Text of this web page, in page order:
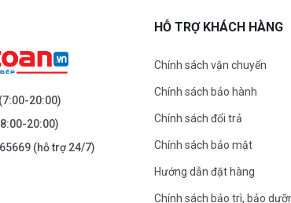
NGUYỄN TRÃI - THANH
(7:00-20:00)
20:00)
(hỗ trợ 24/7)
HỖ TRỢ KHÁCH HÀNG
Chính sách vận chuyển
Chính sách bảo hành
Chính sách đổi trả
Chính sách bảo mật
Hướng dẫn đặt hàng
Chính sách bảo trì, bảo